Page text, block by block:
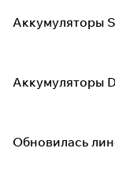
Аккумуляторы
Аккумуляторы
Обновилась